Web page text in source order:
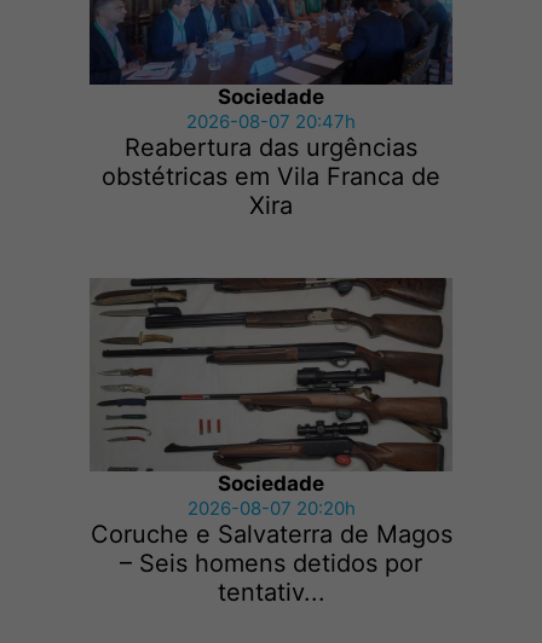
Sociedade
2026-08-07 20:47h
Reabertura das urgências
obstétricas em Vila Franca de
Xira
Sociedade
2026-08-07 20:20h
Coruche e Salvaterra de Magos
– Seis homens detidos por
tentativ...